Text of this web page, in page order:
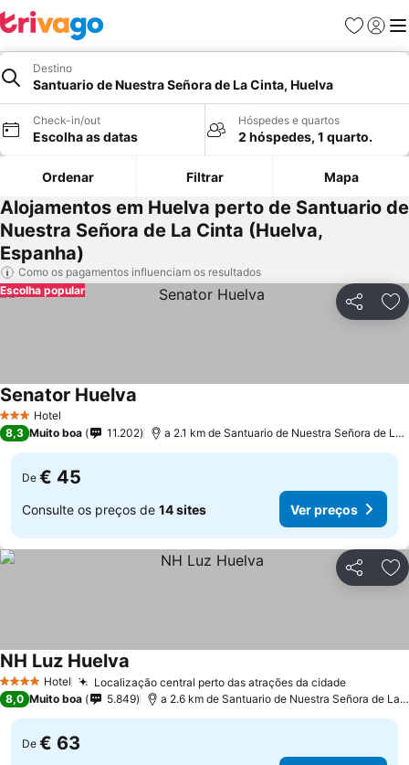
Favoritos
Iniciar
Destino
Santuario de Nuestra Señora de La Cinta, Huelva
Check-in/out
Escolha as datas
Hóspedes e quartos
2 hóspedes, 1 quarto.
Ordenar Filtrar Mapa
Alojamentos em Huelva perto de Santuario de
Nuestra Señora de La Cinta (Huelva,
Espanha)
Como os pagamentos influenciam os resultados
Partilhar
Escolha popular
3 EstrelasHotel
Senator Huelva
8,3 Muito boa 11.202 a 2.1 km de Santuario de Nuestra Señora de La
De € 45
Consulte os preços de 14 sites Ver preços
Partilhar
4 EstrelasHotel Localização central perto das atrações da cidadeVer
NH Luz Huelva
8,0 Muito boa 5.849 a 2.6 km de Santuario de Nuestra Señora de La
De € 63